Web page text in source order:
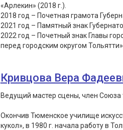
«Арлекин» (2018 г.).
2018 год – Почетная грамота
2021 год – Памятный знак
2022 год – Почетный знак Главы
перед городским округом
Кривцова Вера
Ведущий мастер сцены, член Союза
Окончив Тюменское училище
кукол», в 1980 г. начала работу в